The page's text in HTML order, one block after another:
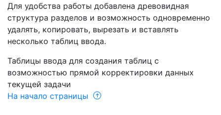
Для удобства работы добавлена древовидная
структура разделов и возможность одновременно
удалять, копировать, вырезать и вставлять
несколько таблиц ввода.
Таблицы ввода для создания таблиц с
возможностью прямой корректировки данных
текущей задачи
На начало страницы